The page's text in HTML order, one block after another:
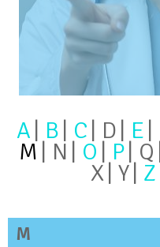
A B C D E
M N O P Q
X Y Z
M